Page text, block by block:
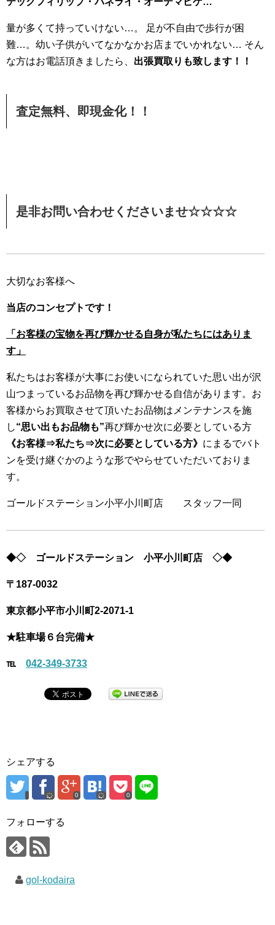
量が多くて持っていけない…。 足が不自由で歩行が困
難…。幼い子供がいてなかなかお店までいかれない… そん
な方はお電話頂きましたら、 出張買取りも致します！！
査定無料、即現金化！！
是非お問い合わせくださいませ☆☆☆☆
大切なお客様へ
当店のコンセプトです！
「お客様の宝物を再び輝かせる自身が私たちにはありま
す」
私たちはお客様が大事にお使いになられていた思い出が沢
山つまっているお品物を再び輝かせる自信があります。お
客様からお買取させて頂いたお品物はメンテナンスを施
し“思い出もお品物も”再び輝かせ次に必要としている方
《お客様⇒私たち⇒次に必要としている方》 にまるでバト
ンを受け継ぐかのような形でやらせていただいておりま
す。
ゴールドステーション小平小川町店 スタッフ一同
◆◇ ゴールドステーション 小平小川町店 ◇◆
〒 187-0032
東京都小平市小川町2-2071-1
★駐車場６台完備★
℡ 042-349-3733
シェアする
0 0
フォローする
gol-kodaira